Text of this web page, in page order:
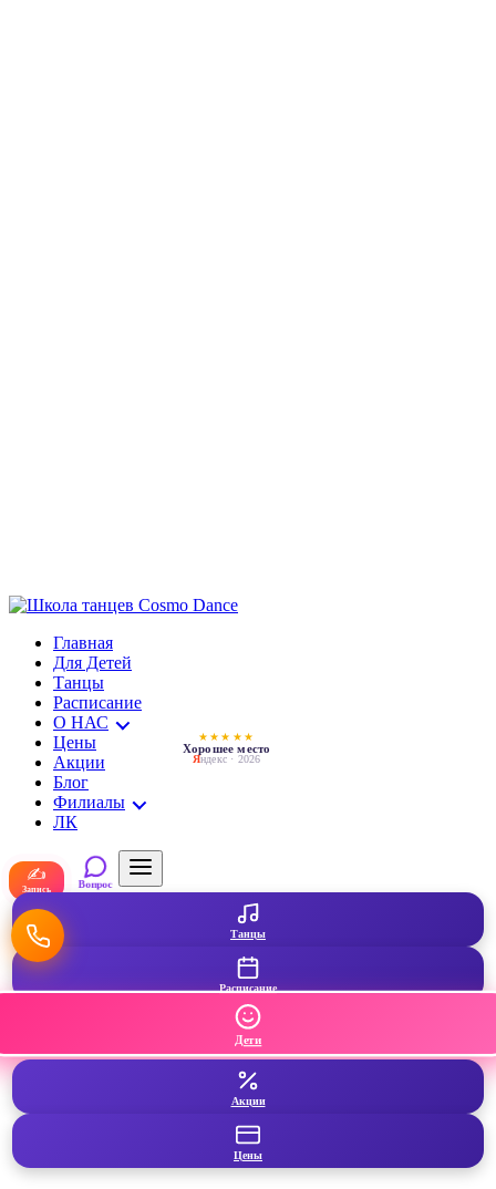
Главная
Для Детей
Танцы
Расписание
О НАС
Цены
Акции
Блог
Филиалы
ЛК
★★★★★
Хорошее место
Яндекс · 2026
✍
Запись Вопрос
Танцы
Расписание
Дети
Акции
Цены